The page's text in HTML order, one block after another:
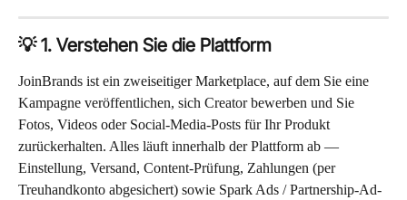
💡 1. Verstehen Sie die Plattform
JoinBrands ist ein zweiseitiger Marketplace, auf dem Sie eine
Kampagne veröffentlichen, sich Creator bewerben und Sie
Fotos, Videos oder Social-Media-Posts für Ihr Produkt
zurückerhalten. Alles läuft innerhalb der Plattform ab —
Einstellung, Versand, Content-Prüfung, Zahlungen (per
Treuhandkonto abgesichert) sowie Spark Ads / Partnership-Ad-